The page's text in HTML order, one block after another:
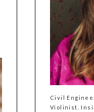
Civil
Violinist.